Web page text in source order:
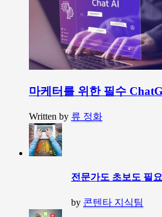
마케터를 위한 필수
Written by 류 정화
전문가도 초보도 필
by 콘텐타 지식팀